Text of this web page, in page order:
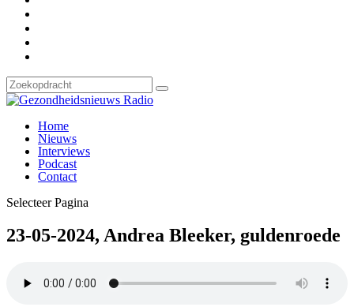
Home
Nieuws
Interviews
Podcast
Contact
Selecteer Pagina
23-05-2024, Andrea Bleeker, guldenroede